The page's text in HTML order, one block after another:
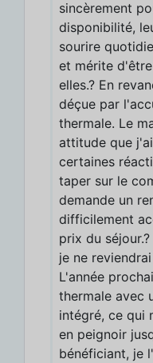
sincèrement
disponibilité,
sourire
et mérite
elles.? En
déçue par
thermale. Le
attitude que
certaines
taper sur le
demande un
difficilement
prix du
je ne
L'année
thermale avec
intégré, ce qui
en peignoir
bénéficiant, je